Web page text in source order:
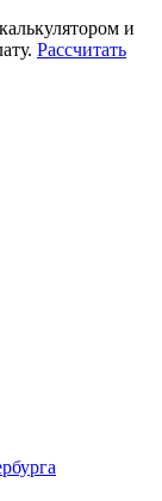
и
Рассчитать